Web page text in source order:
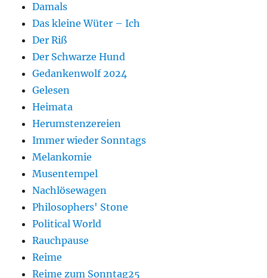
Damals
Das kleine Wüter – Ich
Der Riß
Der Schwarze Hund
Gedankenwolf 2024
Gelesen
Heimata
Herumstenzereien
Immer wieder Sonntags
Melankomie
Musentempel
Nachlösewagen
Philosophers' Stone
Political World
Rauchpause
Reime
Reime zum Sonntag25